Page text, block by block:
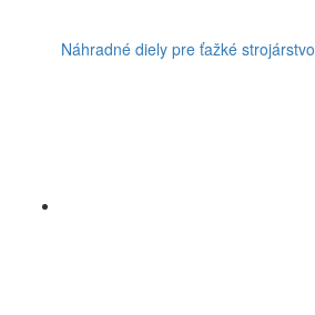
Náhradné diely pre ťažké strojárstvo